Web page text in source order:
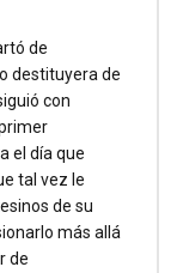
de
destituyera de
con
el día que
tal vez le
de su
más allá
de